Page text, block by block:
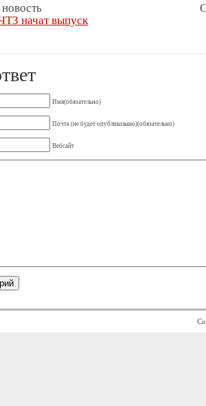
начат выпуск
Имя(обязательно)
Почта (не будет опубликовано)(обязательно)
Вебсайт